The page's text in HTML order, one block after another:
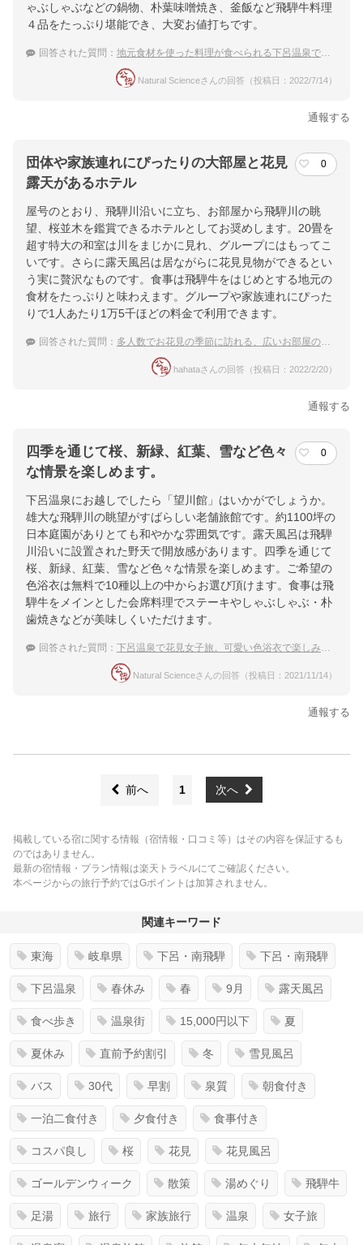
ゃぶしゃぶなどの鍋物、朴葉味噌焼き、釜飯など飛騨牛料理
４品をたっぷり堪能でき、大変お値打ちです。
回答された質問： 地元食材を使った料理が食べられる下呂温泉で、露天風呂がある宿を知りたいです。
Natural Scienceさんの回答（投稿日：2022/7/14）
通報する
団体や家族連れにぴったりの大部屋と花見
露天があるホテル
0
屋号のとおり、飛騨川沿いに立ち、お部屋から飛騨川の眺
望、桜並木を鑑賞できるホテルとしてお奨めします。20畳を
超す特大の和室は川をまじかに見れ、グループにはもってこ
いです。さらに露天風呂は居ながらに花見見物ができるとい
う実に贅沢なものです。食事は飛騨牛をはじめとする地元の
食材をたっぷりと味わえます。グループや家族連れにぴった
りで1人あたり1万5千ほどの料金で利用できます。
回答された質問： 多人数でお花見の季節に訪れる、広いお部屋のある下呂温泉
hahataさんの回答（投稿日：2022/2/20）
通報する
四季を通じて桜、新緑、紅葉、雪など色々
な情景を楽しめます。
0
下呂温泉にお越しでしたら「望川館」はいかがでしょうか。
雄大な飛騨川の眺望がすばらしい老舗旅館です。約1100坪の
日本庭園がありとても和やかな雰囲気です。露天風呂は飛騨
川沿いに設置された野天で開放感があります。四季を通じて
桜、新緑、紅葉、雪など色々な情景を楽しめます。ご希望の
色浴衣は無料で10種以上の中からお選び頂けます。食事は飛
騨牛をメインとした会席料理でステーキやしゃぶしゃぶ・朴
歯焼きなどが美味しくいただけます。
回答された質問： 下呂温泉で花見女子旅。可愛い色浴衣で楽しみたい！
Natural Scienceさんの回答（投稿日：2021/11/14）
通報する
前へ 1 次へ
掲載している宿に関する情報（宿情報・口コミ等）はその内容を保証するも
のではありません。
最新の宿情報・プラン情報は楽天トラベルにてご確認ください。
本ページからの旅行予約ではGポイントは加算されません。
関連キーワード
東海 岐阜県 下呂・南飛騨 下呂・南飛騨
下呂温泉 春休み 春 9月 露天風呂
食べ歩き 温泉街 15,000円以下 夏
夏休み 直前予約割引 冬 雪見風呂
バス 30代 早割 泉質 朝食付き
一泊二食付き 夕食付き 食事付き
コスパ良し 桜 花見 花見風呂
ゴールデンウィーク 散策 湯めぐり 飛騨牛
足湯 旅行 家族旅行 温泉 女子旅